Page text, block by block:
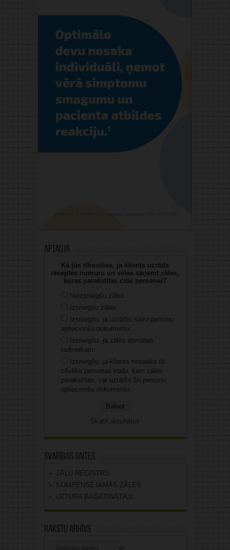
Aptauja
Kā jūs rīkosities, ja klients uzrāda
receptes numuru un vēlas saņemt zāles,
kuras parakstītas citai personai?
Neizsniegšu zāles.
Izsniegšu zāles.
Izsniegšu, ja uzrādīs savu personu
apliecinošu dokumentu.
Izsniegšu, ja zāles domātas
radiniekam.
Izsniegšu, ja klients nosauks tā
cilvēka personas kodu, kam zāles
parakstītas, vai uzrādīs šo personu
apliecinošu dokumentu.
Skatīt rezultātus
Svarīgas saites
ZĀĻU REĢISTRS
KOMPENSĒJAMĀS ZĀLES
UZTURA BAGĀTINĀTĀJI
Rakstu arhīvs